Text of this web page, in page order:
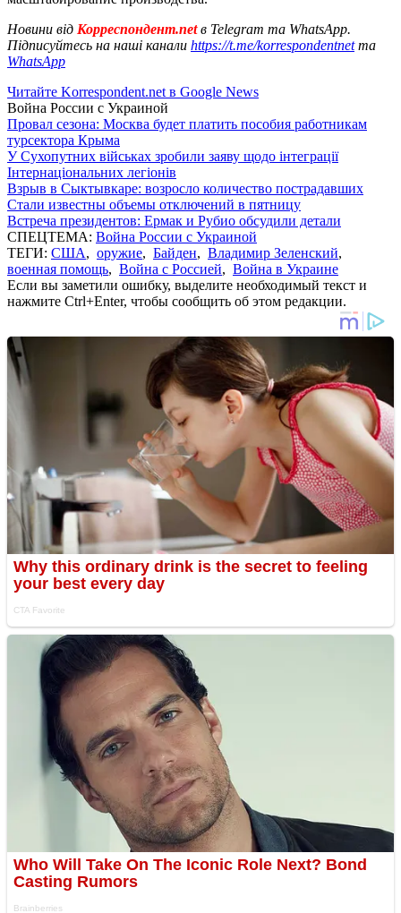
Новини від Корреспондент.netв Telegram та WhatsApp.
Підписуйтесь на наші канали https://t.me/korrespondentnetта
WhatsApp
Читайте Korrespondent.net в Google News
Война России с Украиной
Провал сезона: Москва будет платить пособия работникам
турсектора Крыма
У Сухопутних військах зробили заяву щодо інтеграції
Інтернаціональних легіонів
Взрыв в Сыктывкаре: возросло количество пострадавших
Стали известны объемы отключений в пятницу
Встреча президентов: Ермак и Рубио обсудили детали
СПЕЦТЕМА: Война России с Украиной
ТЕГИ: США, оружие, Байден, Владимир Зеленский,
военная помощь, Война с Россией, Война в Украине
Если вы заметили ошибку, выделите необходимый текст и
нажмите Ctrl+Enter, чтобы сообщить об этом редакции.